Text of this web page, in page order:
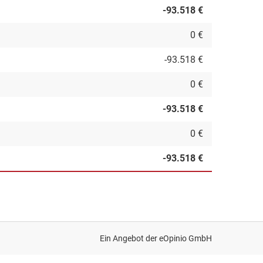
-93.518 €
0 €
-93.518 €
0 €
-93.518 €
0 €
-93.518 €
Ein Angebot dereOpinio GmbH